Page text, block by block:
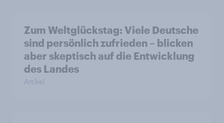
Zum Weltglückstag: Viele Deutsche
sind persönlich zufrieden – blicken
aber skeptisch auf die Entwicklung
des Landes
Artikel